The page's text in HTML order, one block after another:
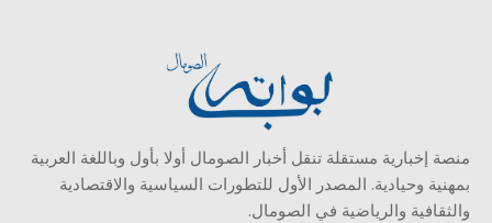
منصة إخبارية مستقلة تنقل أخبار الصومال أولا بأول وباللغة العربية
بمهنية وحيادية. المصدر الأول للتطورات السياسية والاقتصادية
والثقافية والرياضية في الصومال.